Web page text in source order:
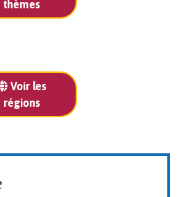
thèmes
Voir les
régions